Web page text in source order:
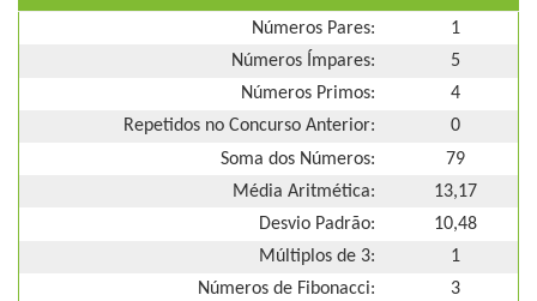
Números Pares:
1
Números Ímpares:
5
Números Primos:
4
Repetidos no Concurso Anterior:
0
Soma dos Números:
79
Média Aritmética:
13,17
Desvio Padrão:
10,48
Múltiplos de 3:
1
Números de Fibonacci:
3